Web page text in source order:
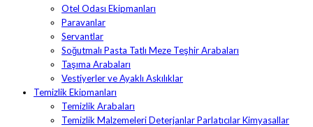
Otel Odası Ekipmanları
Paravanlar
Servantlar
Soğutmalı Pasta Tatlı Meze Teşhir Arabaları
Taşıma Arabaları
Vestiyerler ve Ayaklı Askılıklar
Temizlik Ekipmanları
Temizlik Arabaları
Temizlik Malzemeleri Deterjanlar Parlatıcılar Kimyasallar